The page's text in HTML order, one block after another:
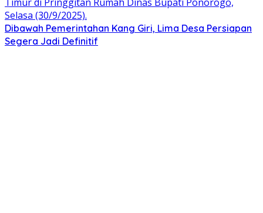
Dibawah Pemerintahan Kang Giri, Lima Desa Persiapan
Segera Jadi Definitif